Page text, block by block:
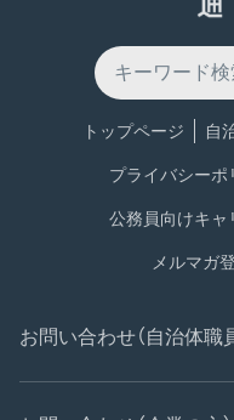
トップページ 自
プライバシーポ
公務員向けキャ
メルマガ
お問い合わせ（自治体職